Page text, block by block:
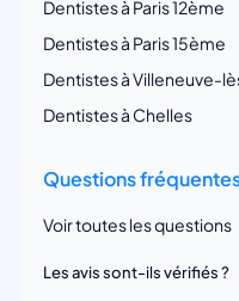
Dentistes à Paris 12ème
Dentistes à Paris 15ème
Dentistes à Villeneuve-
Dentistes à Chelles
Questions
Voir toutes les questions
Les avis sont-ils vérifiés ?